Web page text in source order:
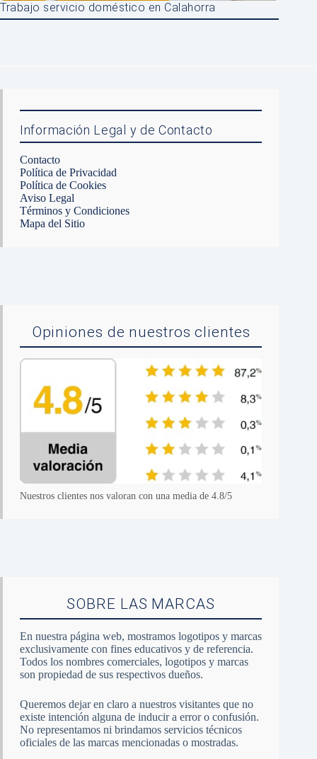
Trabajo servicio doméstico en Calahorra
Información Legal y de Contacto
Contacto
Política de Privacidad
Política de Cookies
Aviso Legal
Términos y Condiciones
Mapa del Sitio
Opiniones de nuestros clientes
Nuestros clientes nos valoran con una media de 4.8/5
SOBRE LAS MARCAS
En nuestra página web, mostramos logotipos y marcas
exclusivamente con fines educativos y de referencia.
Todos los nombres comerciales, logotipos y marcas
son propiedad de sus respectivos dueños.
Queremos dejar en claro a nuestros visitantes que no
existe intención alguna de inducir a error o confusión.
No representamos ni brindamos servicios técnicos
oficiales de las marcas mencionadas o mostradas.